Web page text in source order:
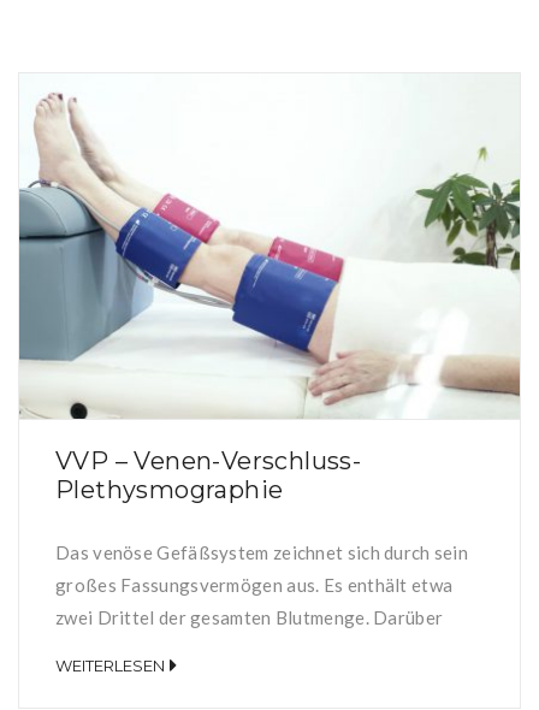
VVP – Venen-Verschluss-
Plethysmographie
Das venöse Gefäßsystem zeichnet sich durch sein
großes Fassungsvermögen aus. Es enthält etwa
zwei Drittel der gesamten Blutmenge. Darüber
WEITERLESEN